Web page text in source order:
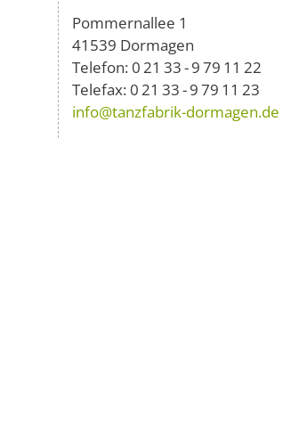
Pommernallee 1
41539 Dormagen
Telefon: 0 21 33 - 9 79 11 22
Telefax: 0 21 33 - 9 79 11 23
info@tanzfabrik-dormagen.de